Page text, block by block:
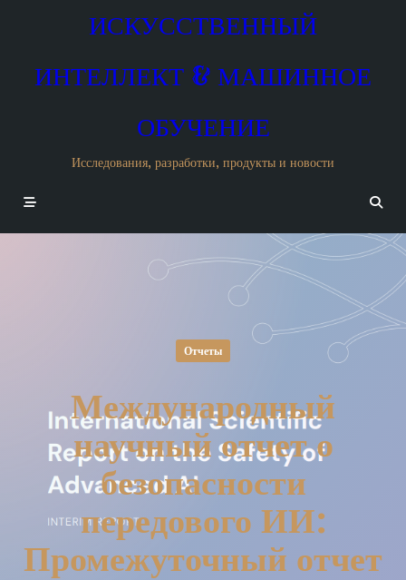
ИСКУССТВЕННЫЙ
ИНТЕЛЛЕКТ & МАШИННОЕ
ОБУЧЕНИЕ
Исследования, разработки, продукты и новости
Отчеты
Международный
научный отчет о
безопасности
передового ИИ:
Промежуточный отчет